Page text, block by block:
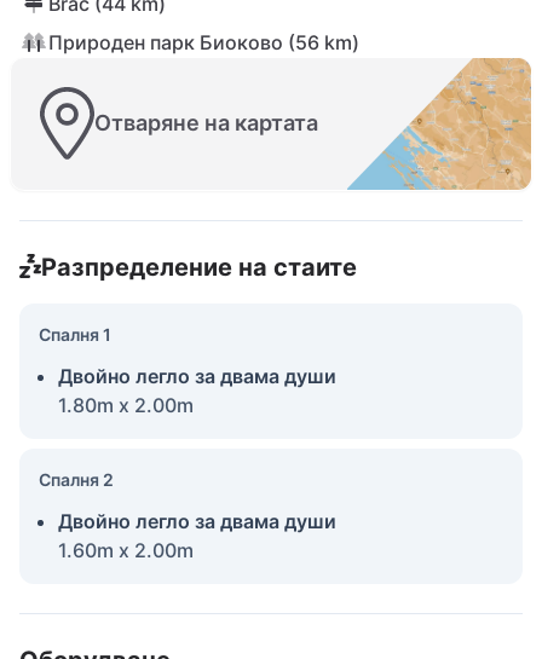
Природен парк Биоково (56 km)
Отваряне на картата
Разпределение на стаите
Спалня 1
Двойно легло за двама души
1.80m x 2.00m
Спалня 2
Двойно легло за двама души
1.60m x 2.00m